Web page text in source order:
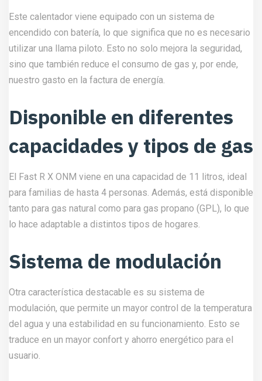
Este calentador viene equipado con un sistema de
encendido con batería, lo que significa que no es necesario
utilizar una llama piloto. Esto no solo mejora la seguridad,
sino que también reduce el consumo de gas y, por ende,
nuestro gasto en la factura de energía.
Disponible en diferentes
capacidades y tipos de gas
El Fast R X ONM viene en una capacidad de 11 litros, ideal
para familias de hasta 4 personas. Además, está disponible
tanto para gas natural como para gas propano (GPL), lo que
lo hace adaptable a distintos tipos de hogares.
Sistema de modulación
Otra característica destacable es su sistema de
modulación, que permite un mayor control de la temperatura
del agua y una estabilidad en su funcionamiento. Esto se
traduce en un mayor confort y ahorro energético para el
usuario.